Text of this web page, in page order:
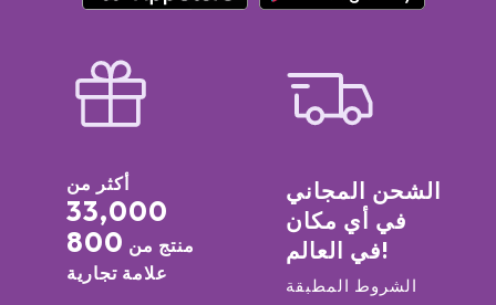
أكثر من
33,000
منتج من 800
علامة تجارية
الشحن المجاني
في أي مكان
في العالم!
الشروط المطبقة